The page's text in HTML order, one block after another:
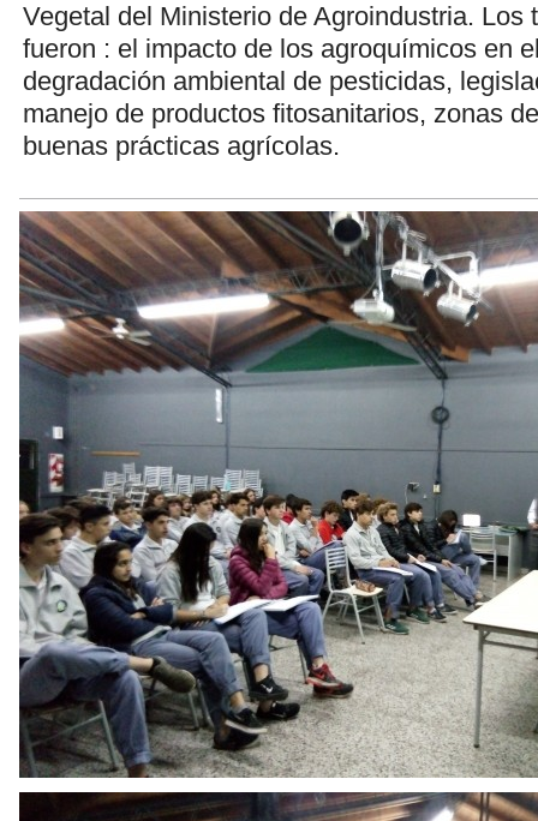
Vegetal del Ministerio de Agroindustria. Los
fueron : el impacto de los agroquímicos en
degradación ambiental de pesticidas,
manejo de productos fitosanitarios, zonas
buenas prácticas agrícolas.